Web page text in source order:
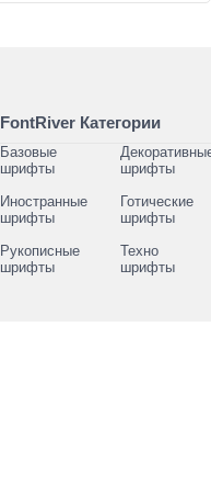
FontRiver Категории
Базовые
шрифты
шрифты
Иностранные
шрифты
Готические
шрифты
Рукописные
шрифты
Техно
шрифты